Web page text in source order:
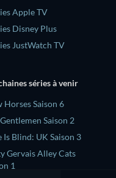
Apple TV
Disney Plus
JustWatch TV
séries à venir
Horses Saison 6
Saison 2
Is Blind: UK Saison 3
Gervais Alley Cats
1